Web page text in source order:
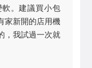
。建議買小包
家新開的店用機
，我試過一次就